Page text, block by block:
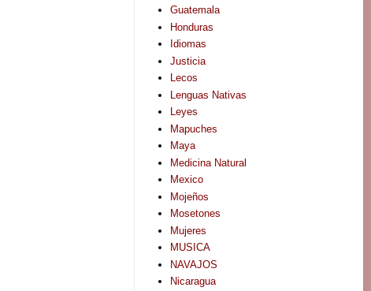
Guatemala
Honduras
Idiomas
Justicia
Lecos
Lenguas Nativas
Leyes
Mapuches
Maya
Medicina Natural
Mexico
Mojeños
Mosetones
Mujeres
MUSICA
NAVAJOS
Nicaragua